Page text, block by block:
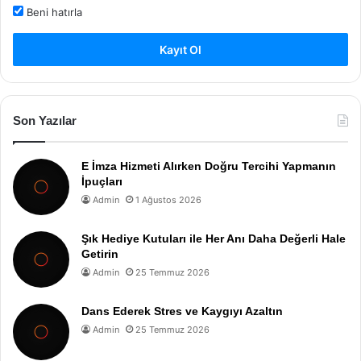
Beni hatırla
Kayıt Ol
Son Yazılar
E İmza Hizmeti Alırken Doğru Tercihi Yapmanın
İpuçları
Admin 1 Ağustos 2026
Şık Hediye Kutuları ile Her Anı Daha Değerli Hale
Getirin
Admin 25 Temmuz 2026
Dans Ederek Stres ve Kaygıyı Azaltın
Admin 25 Temmuz 2026